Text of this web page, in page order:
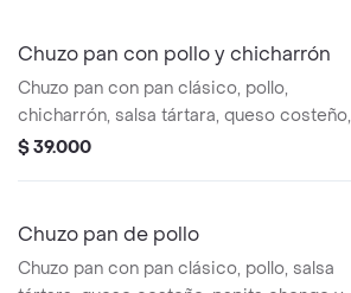
Chuzo pan con pollo y chicharrón
Chuzo pan con pan clásico, pollo,
chicharrón, salsa tártara, queso costeño,
papita chongo y salsa de la casa
$ 39.000
Chuzo pan de pollo
Chuzo pan con pan clásico, pollo, salsa